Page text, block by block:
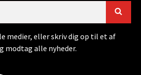
medier, eller skriv dig op til et af
modtag alle nyheder.